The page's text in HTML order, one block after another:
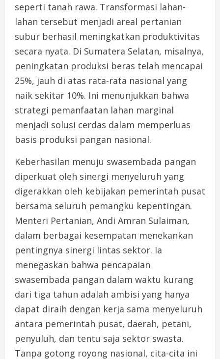
seperti tanah rawa. Transformasi lahan-
lahan tersebut menjadi areal pertanian
subur berhasil meningkatkan produktivitas
secara nyata. Di Sumatera Selatan, misalnya,
peningkatan produksi beras telah mencapai
25%, jauh di atas rata-rata nasional yang
naik sekitar 10%. Ini menunjukkan bahwa
strategi pemanfaatan lahan marginal
menjadi solusi cerdas dalam memperluas
basis produksi pangan nasional.
Keberhasilan menuju swasembada pangan
diperkuat oleh sinergi menyeluruh yang
digerakkan oleh kebijakan pemerintah pusat
bersama seluruh pemangku kepentingan.
Menteri Pertanian, Andi Amran Sulaiman,
dalam berbagai kesempatan menekankan
pentingnya sinergi lintas sektor. Ia
menegaskan bahwa pencapaian
swasembada pangan dalam waktu kurang
dari tiga tahun adalah ambisi yang hanya
dapat diraih dengan kerja sama menyeluruh
antara pemerintah pusat, daerah, petani,
penyuluh, dan tentu saja sektor swasta.
Tanpa gotong royong nasional, cita-cita ini